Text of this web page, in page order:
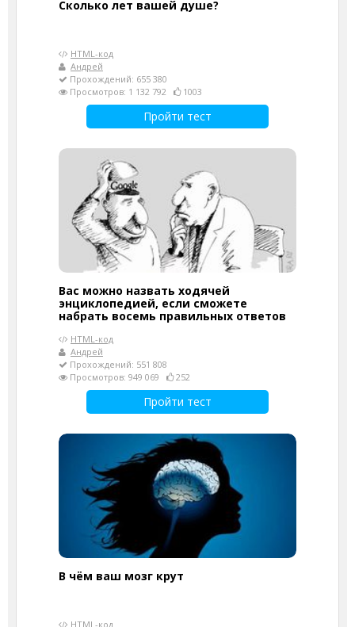
Cколько лет вашей душе?
HTML-код
Андрей
Прохождений: 655 380
Просмотров: 1 132 792
1003
Пройти тест
Вас можно назвать ходячей
энциклопедией, если сможете
набрать восемь правильных ответов
HTML-код
Андрей
Прохождений: 551 808
Просмотров: 949 069
252
Пройти тест
В чём ваш мозг крут
HTML-код